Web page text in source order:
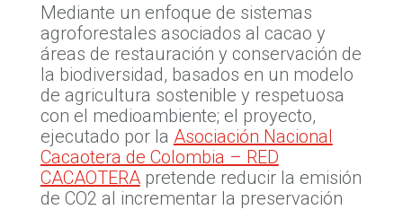
Mediante un enfoque de sistemas
agroforestales asociados al cacao y
áreas de restauración y conservación de
la biodiversidad, basados en un modelo
de agricultura sostenible y respetuosa
con el medioambiente; el proyecto,
ejecutado por la Asociación Nacional
Cacaotera de Colombia – RED
CACAOTERApretende reducir la emisión
de CO2 al incrementar la preservación